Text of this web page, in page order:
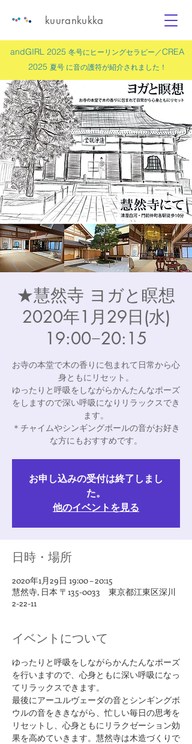
andGIRL 2025 冬号にヒーリングセラピー／CREA
2025 夏号 に音の護符が紹介されました！
kuurankukka
★慧然寺 ヨガと瞑想
2020年1月29日(水)
19:00−20:15
お寺の本堂で木の香りに包まれて日常から心
身ともにリセット。
ゆったりと呼吸をしながらかんたんなポーズ
をしますので深い呼吸になりリラックスでき
ます。
＊チャイムやシンギングボールの音がお好き
な方にもおすすめです。
お申し込みの受付は終了しまし
た。
他のイベントを見る
日時・場所
2020年1月29日 19:00 – 20:15
慧然寺, 日本 〒135-0033 東京都江東区深川
2-22-11
イベントについて
ゆったりと呼吸をしながらかんたんなポーズ
を行いますので、心身ともに深い呼吸になっ
てリラックスできます。
最後にアーユルヴェーダの音とシンギングボ
ウルの音をききながら、忙しい毎日の思考を
リセットし、心身ともにリラクゼーション効
果を高めていきます。慧然寺は木造づくりで